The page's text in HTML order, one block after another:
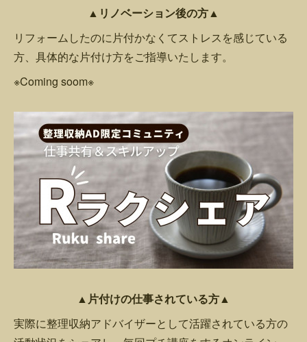
▲リノベーション後の方▲
リフォームしたのに片付かなくてストレスを感じている
方、具体的な片付け方をご指導いたします。
※Coming soom※
▲片付けの仕事されている方▲
実際に整理収納アドバイザーとして活躍されている方の